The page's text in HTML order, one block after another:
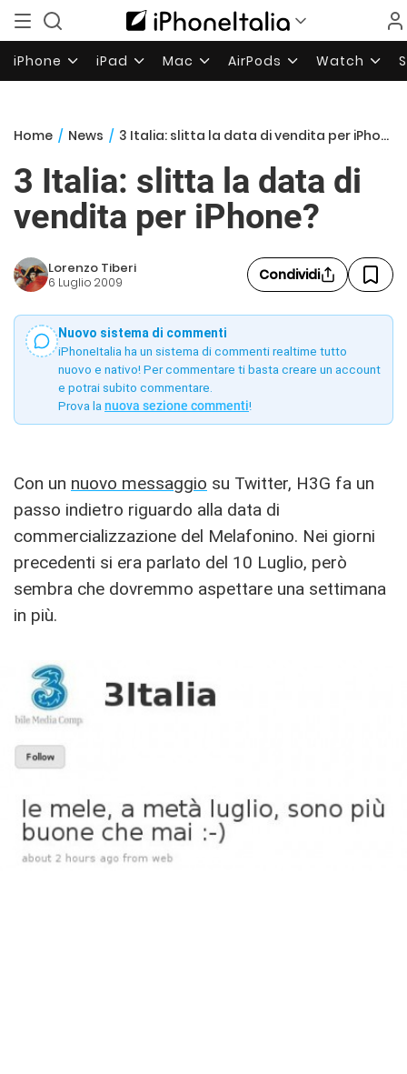
iPhone iPad Mac AirPods Watch
Home / News / 3 Italia: slitta la data di vendita per iPhone?
3 Italia: slitta la data di
vendita per iPhone?
Lorenzo Tiberi
6 Luglio 2009 Condividi
Nuovo sistema di commenti
iPhoneItalia ha un sistema di commenti realtime tutto
nuovo e nativo! Per commentare ti basta creare un account
e potrai subito commentare.
Prova la nuova sezione commenti!
Con un nuovo messaggio su Twitter, H3G fa un
passo indietro riguardo alla data di
commercializzazione del Melafonino. Nei giorni
precedenti si era parlato del 10 Luglio, però
sembra che dovremmo aspettare una settimana
in più.